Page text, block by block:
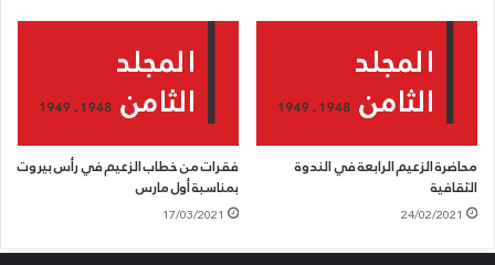
النتيجة الحسنة لهذا الموقف هي أنّ أبطال الخوف الذين كانوا
مستأسدين، حين كان الخطر بعيداً، قد انفضحوا أمام الشعب الذي أدرك
كم كان منخدعاً ببطولتهم الهينة، فأشاح بوجهه عنهم إلا بعض أوساط لا
تزال تحت تأثير أخلاق عهد الانحطاط. فهذه الأوساط لا يهمها غير إشباع
شهواتها وجشعها، ولا قيمة عندها لأي شرط من شروط الحياة الشريفة.
قوة الحزب السوري القومي:
محاضرة الزعيم الرابعة في الندوة
الثقافية
24/02/2021
فقرات من خطاب الزعيم في رأس بيروت
بمناسبة أول مارس
17/03/2021